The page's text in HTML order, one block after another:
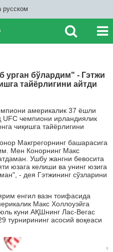
русском
урган бўлардим" - Гэтжи
тайёрлигини айтди
америкалик 37 ёшли
UFC чемпиони ирландиялик
чиқишга тайёрлигини
Макгрегорнинг башарасига
Мен Конорнинг Макс
Ушбу жангни бевосита
юзага келиши ва унинг юзига
- дея Гэтжининг сўзларини
енгил вазн тоифасида
Макс Холлоуэйга
куни АҚШнинг Лас-Вегас
турнирининг асосий воқеаси